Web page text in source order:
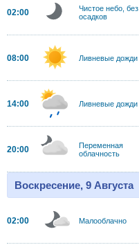
02:00
Чистое небо, без
осадков
08:00 Ливневые дожди
14:00 Ливневые дожди
20:00
Переменная
облачность
Воскресение, 9 Августа
02:00 Малооблачно